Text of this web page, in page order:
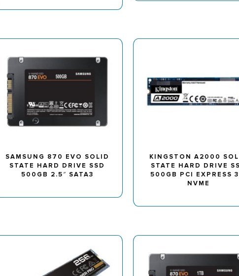
SAMSUNG 870 EVO SOLID
STATE HARD DRIVE SSD
500GB 2.5″ SATA3
KINGSTON A2000
STATE HARD DRIVE
500GB PCI EXPRESS
NVME